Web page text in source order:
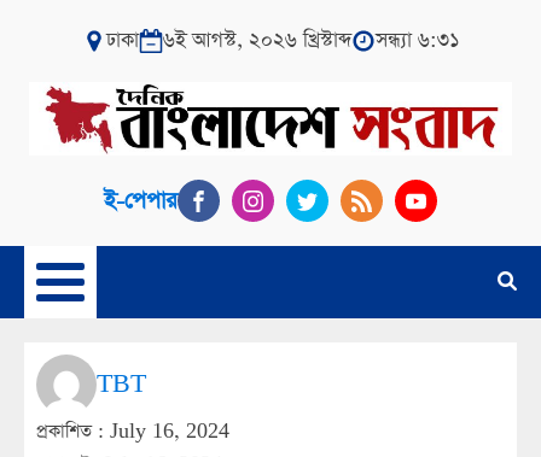
ঢাকা ৬ই আগস্ট, ২০২৬ খ্রিস্টাব্দ সন্ধ্যা ৬:৩১
ই-পেপার
TBT
প্রকাশিত : July 16, 2024